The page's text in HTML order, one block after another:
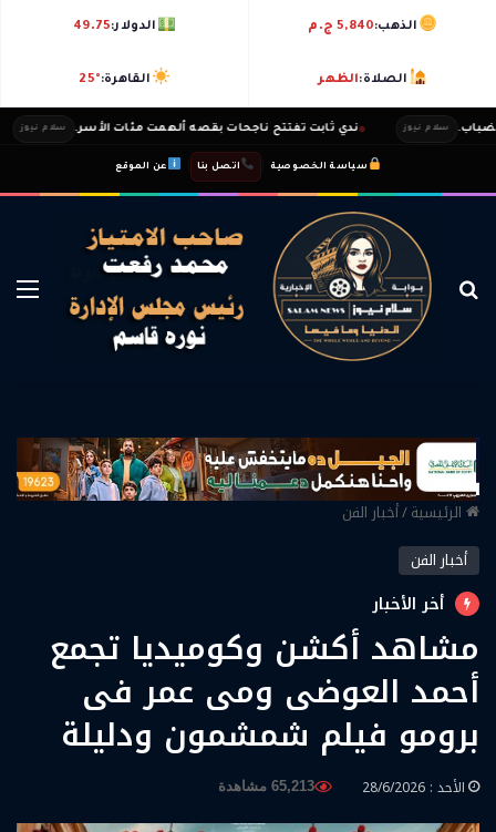
الذهب:5,840 ج.م الدولار:49.75
الصلاة:الظهر القاهرة:25°
سلام نيوز ندي ثابت تفتتح ناجحات بقصه ألهمت مئات الأسر. سلام نيوز
سياسة الخصوصية اتصل بنا عن الموقع
بحث عن
الرئيسية/أخبار الفن
أخبار الفن
أخر الأخبار
مشاهد أكشن وكوميديا تجمع
أحمد العوضى ومى عمر فى
برومو فيلم شمشمون ودليلة
الأحد : 28/6/2026 65,213 مشاهدة